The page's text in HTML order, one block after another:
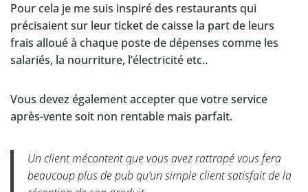
Pour cela je me suis inspiré des restaurants qui
précisaient sur leur ticket de caisse la part de leurs
frais alloué à chaque poste de dépenses comme les
salariés, la nourriture, l’électricité etc..
Vous devez également accepter que votre service
après-vente soit non rentable mais parfait.
Un client mécontent que vous avez rattrapé vous fera
beaucoup plus de pub qu’un simple client satisfait de la